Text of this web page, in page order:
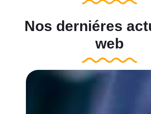
Nos derniéres
web